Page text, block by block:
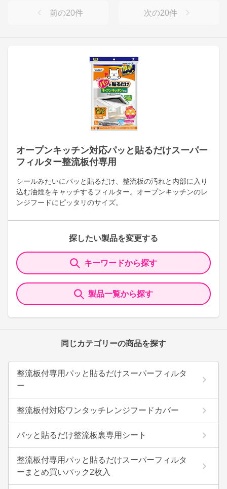
オープンキッチン対応パッと貼るだけスーパー
フィルター整流板付専用
シールみたいにパッと貼るだけ、整流板の汚れと内部に入り
込む油煙をキャッチするフィルター。オープンキッチンのレ
ンジフードにピッタリのサイズ。
探したい製品を変更する
キーワードから探す
製品一覧から探す
同じカテゴリーの商品を探す
整流板付専用パッと貼るだけスーパーフィルタ
ー
整流板付対応ワンタッチレンジフードカバー
パッと貼るだけ整流板裏専用シート
整流板付専用パッと貼るだけスーパーフィルタ
ーまとめ買いパック2枚入
前の20件 次の20件